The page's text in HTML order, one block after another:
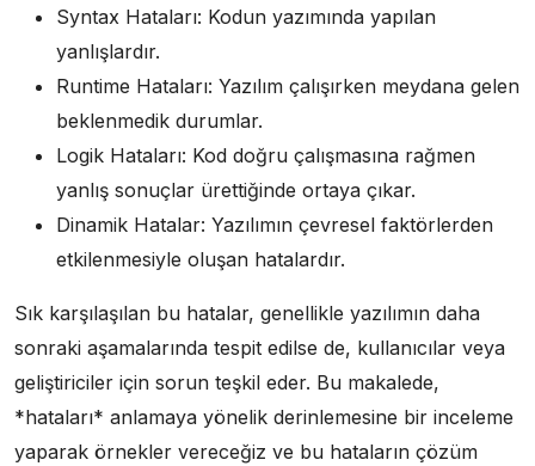
Syntax Hataları: Kodun yazımında yapılan
yanlışlardır.
Runtime Hataları: Yazılım çalışırken meydana gelen
beklenmedik durumlar.
Logik Hataları: Kod doğru çalışmasına rağmen
yanlış sonuçlar ürettiğinde ortaya çıkar.
Dinamik Hatalar: Yazılımın çevresel faktörlerden
etkilenmesiyle oluşan hatalardır.
Sık karşılaşılan bu hatalar, genellikle yazılımın daha
sonraki aşamalarında tespit edilse de, kullanıcılar veya
geliştiriciler için sorun teşkil eder. Bu makalede,
*hataları* anlamaya yönelik derinlemesine bir inceleme
yaparak örnekler vereceğiz ve bu hataların çözüm